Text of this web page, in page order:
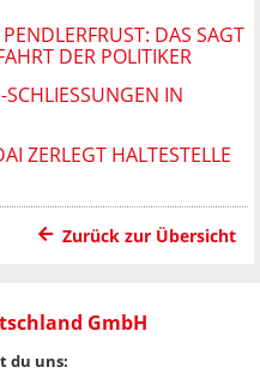
DAS SAGT
DER POLITIKER
IN C
ZERLEGT HALTESTELLE
Zurück zur Übersicht
GmbH
du uns: